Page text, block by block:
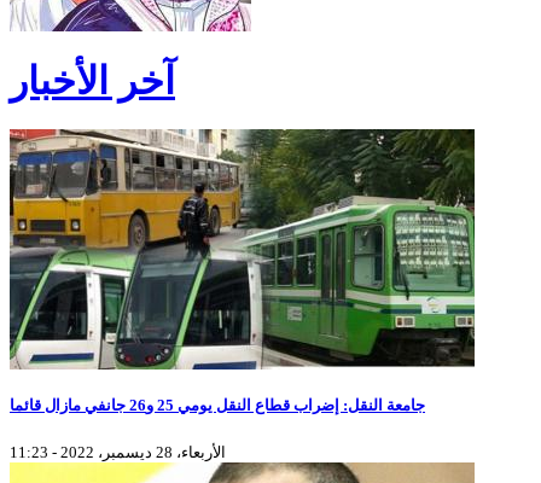
آخر الأخبار
جامعة النقل: إضراب قطاع النقل يومي 25 و26 جانفي مازال قائما
الأربعاء، 28 ديسمبر، 2022 - 11:23